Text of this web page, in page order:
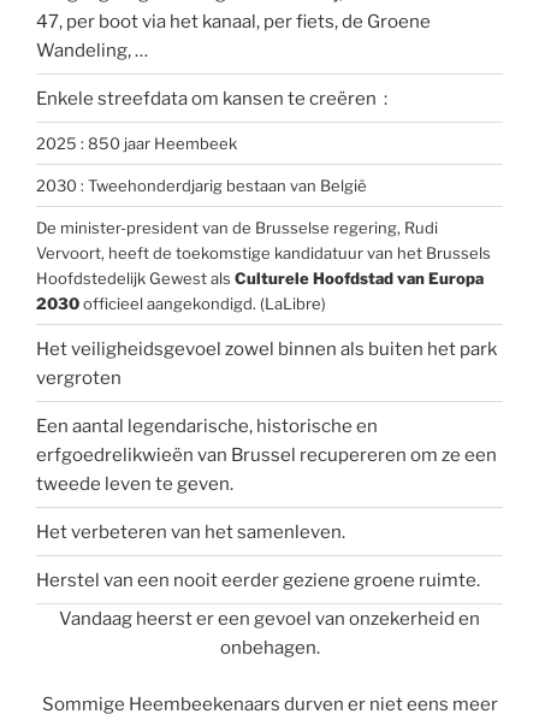
47, per boot via het kanaal, per fiets, de Groene
Wandeling, …
Enkele streefdata om kansen te creëren :
2025 : 850 jaar Heembeek
2030 : Tweehonderdjarig bestaan van België
De minister-president van de Brusselse regering, Rudi
Vervoort, heeft de toekomstige kandidatuur van het Brussels
Hoofdstedelijk Gewest als Culturele Hoofdstad van Europa
2030officieel aangekondigd. (LaLibre)
Het veiligheidsgevoel zowel binnen als buiten het park
vergroten
Een aantal legendarische, historische en
erfgoedrelikwieën van Brussel recupereren om ze een
tweede leven te geven.
Het verbeteren van het samenleven.
Herstel van een nooit eerder geziene groene ruimte.
Vandaag heerst er een gevoel van onzekerheid en
onbehagen.
Sommige Heembeekenaars durven er niet eens meer